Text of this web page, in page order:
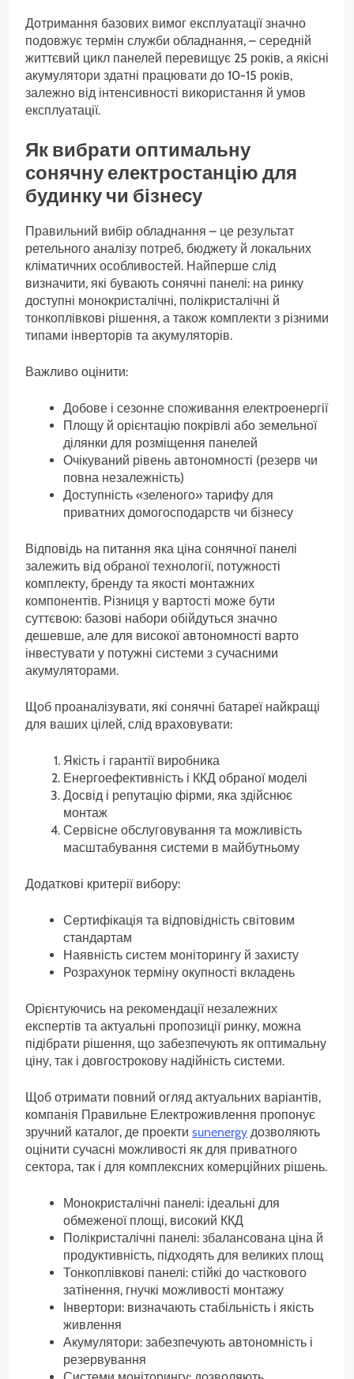
Дотримання базових вимог експлуатації значно
подовжує термін служби обладнання, – середній
життєвий цикл панелей перевищує 25 років, а якісні
акумулятори здатні працювати до 10-15 років,
залежно від інтенсивності використання й умов
експлуатації.
Як вибрати оптимальну
сонячну електростанцію для
будинку чи бізнесу
Правильний вибір обладнання – це результат
ретельного аналізу потреб, бюджету й локальних
кліматичних особливостей. Найперше слід
визначити, які бувають сонячні панелі: на ринку
доступні монокристалічні, полікристалічні й
тонкоплівкові рішення, а також комплекти з різними
типами інверторів та акумуляторів.
Важливо оцінити:
Добове і сезонне споживання електроенергії
Площу й орієнтацію покрівлі або земельної
ділянки для розміщення панелей
Очікуваний рівень автономності (резерв чи
повна незалежність)
Доступність «зеленого» тарифу для
приватних домогосподарств чи бізнесу
Відповідь на питання яка ціна сонячної панелі
залежить від обраної технології, потужності
комплекту, бренду та якості монтажних
компонентів. Різниця у вартості може бути
суттєвою: базові набори обійдуться значно
дешевше, але для високої автономності варто
інвестувати у потужні системи з сучасними
акумуляторами.
Щоб проаналізувати, які сонячні батареї найкращі
для ваших цілей, слід враховувати:
Якість і гарантії виробника
Енергоефективність і ККД обраної моделі
Досвід і репутацію фірми, яка здійснює
монтаж
Сервісне обслуговування та можливість
масштабування системи в майбутньому
Додаткові критерії вибору:
Сертифікація та відповідність світовим
стандартам
Наявність систем моніторингу й захисту
Розрахунок терміну окупності вкладень
Орієнтуючись на рекомендації незалежних
експертів та актуальні пропозиції ринку, можна
підібрати рішення, що забезпечують як оптимальну
ціну, так і довгострокову надійність системи.
Щоб отримати повний огляд актуальних варіантів,
компанія Правильне Електроживлення пропонує
зручний каталог, де проекти sunenergy дозволяють
оцінити сучасні можливості як для приватного
сектора, так і для комплексних комерційних рішень.
Монокристалічні панелі: ідеальні для
обмеженої площі, високий ККД
Полікристалічні панелі: збалансована ціна й
продуктивність, підходять для великих площ
Тонкоплівкові панелі: стійкі до часткового
затінення, гнучкі можливості монтажу
Інвертори: визначають стабільність і якість
живлення
Акумулятори: забезпечують автономність і
резервування